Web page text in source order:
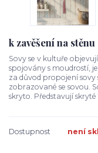
k zavěšení na stěnu
Sovy se v kultuře
spojovány s moudrostí,
za důvod propojení
zobrazované se sovou.
skryto. Představují skryté
Dostupnost není